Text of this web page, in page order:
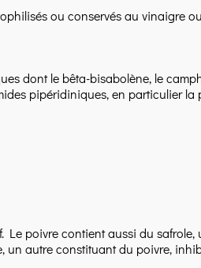
ou conservés au vinaigre
dont le bêta-bisabolène, le
pipéridiniques, en particulier la
Le poivre contient aussi du safrole,
un autre constituant du poivre,